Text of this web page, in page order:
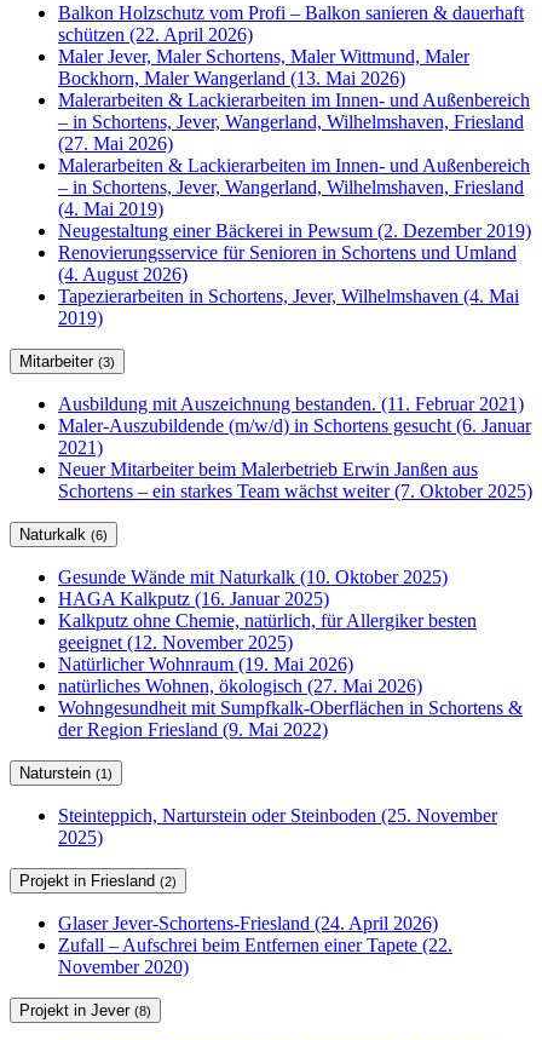
Balkon Holzschutz vom Profi – Balkon sanieren & dauerhaft
schützen (22. April 2026)
Maler Jever, Maler Schortens, Maler Wittmund, Maler
Bockhorn, Maler Wangerland (13. Mai 2026)
Malerarbeiten & Lackierarbeiten im Innen- und Außenbereich
– in Schortens, Jever, Wangerland, Wilhelmshaven, Friesland
(27. Mai 2026)
Malerarbeiten & Lackierarbeiten im Innen- und Außenbereich
– in Schortens, Jever, Wangerland, Wilhelmshaven, Friesland
(4. Mai 2019)
Neugestaltung einer Bäckerei in Pewsum (2. Dezember 2019)
Renovierungsservice für Senioren in Schortens und Umland
(4. August 2026)
Tapezierarbeiten in Schortens, Jever, Wilhelmshaven (4. Mai
2019)
Mitarbeiter (3)
Ausbildung mit Auszeichnung bestanden. (11. Februar 2021)
Maler-Auszubildende (m/w/d) in Schortens gesucht (6. Januar
2021)
Neuer Mitarbeiter beim Malerbetrieb Erwin Janßen aus
Schortens – ein starkes Team wächst weiter (7. Oktober 2025)
Naturkalk (6)
Gesunde Wände mit Naturkalk (10. Oktober 2025)
HAGA Kalkputz (16. Januar 2025)
Kalkputz ohne Chemie, natürlich, für Allergiker besten
geeignet (12. November 2025)
Natürlicher Wohnraum (19. Mai 2026)
natürliches Wohnen, ökologisch (27. Mai 2026)
Wohngesundheit mit Sumpfkalk-Oberflächen in Schortens &
der Region Friesland (9. Mai 2022)
Naturstein (1)
Steinteppich, Narturstein oder Steinboden (25. November
2025)
Projekt in Friesland (2)
Glaser Jever-Schortens-Friesland (24. April 2026)
Zufall – Aufschrei beim Entfernen einer Tapete (22.
November 2020)
Projekt in Jever (8)